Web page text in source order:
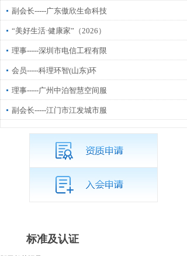
副会长-----广东傲欣生命科技
“美好生活·健康家”（2026）
理事-----深圳市电信工程有限
会员-----科理环智(山东)环
理事-----广州中泊智慧空间服
副会长-----江门市江发城市服
标准及认证